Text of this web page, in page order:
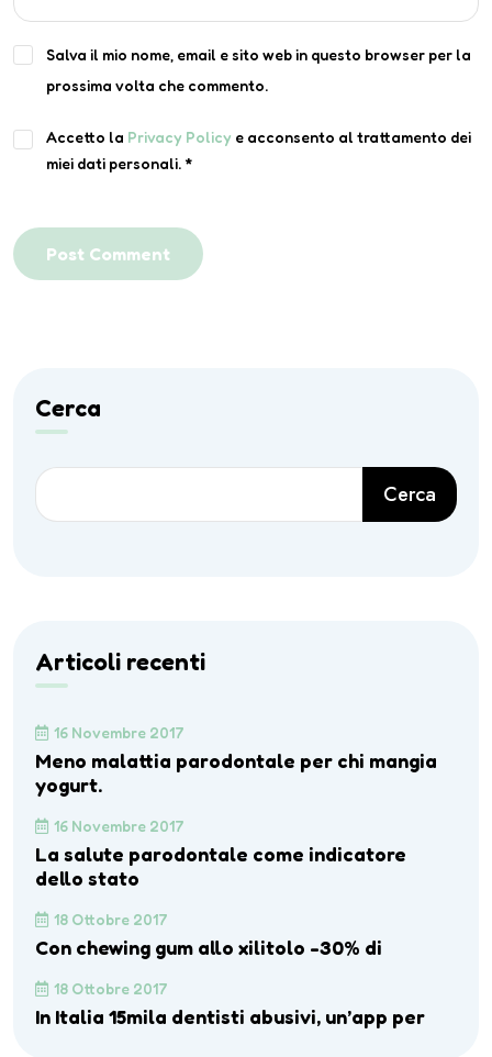
Salva il mio nome, email e sito web in questo browser per la
prossima volta che commento.
Accetto la Privacy Policy e acconsento al trattamento dei
miei dati personali. *
Post Comment
Cerca
Cerca
Articoli recenti
16 Novembre 2017
Meno malattia parodontale per chi mangia
yogurt.
16 Novembre 2017
La salute parodontale come indicatore
dello stato
18 Ottobre 2017
Con chewing gum allo xilitolo -30% di
18 Ottobre 2017
In Italia 15mila dentisti abusivi, un’app per